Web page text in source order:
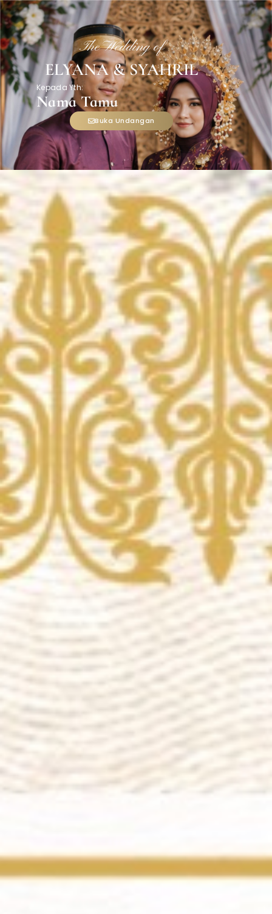
The Wedding of
ELYANA & SYAHRIL
Kepada Yth:
Nama Tamu
Buka Undangan
THE WEDDING OF
Elyana
&
Syahril
31 . 12 . 29